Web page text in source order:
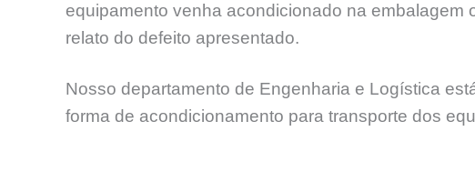
equipamento venha acondicionado na
relato do defeito apresentado.
Nosso departamento de Engenharia e Logística
forma de acondicionamento para transporte dos